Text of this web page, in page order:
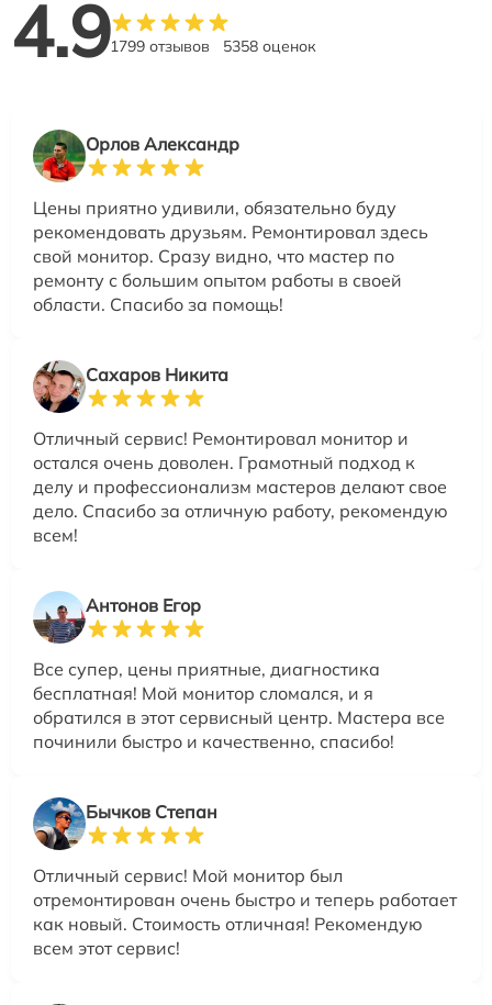
4.91799 отзывов 5358 оценок
Орлов Александр
Цены приятно удивили, обязательно буду
рекомендовать друзьям. Ремонтировал здесь
свой монитор. Сразу видно, что мастер по
ремонту с большим опытом работы в своей
области. Спасибо за помощь!
Сахаров Никита
Отличный сервис! Ремонтировал монитор и
остался очень доволен. Грамотный подход к
делу и профессионализм мастеров делают свое
дело. Спасибо за отличную работу, рекомендую
всем!
Антонов Егор
Все супер, цены приятные, диагностика
бесплатная! Мой монитор сломался, и я
обратился в этот сервисный центр. Мастера все
починили быстро и качественно, спасибо!
Бычков Степан
Отличный сервис! Мой монитор был
отремонтирован очень быстро и теперь работает
как новый. Стоимость отличная! Рекомендую
всем этот сервис!